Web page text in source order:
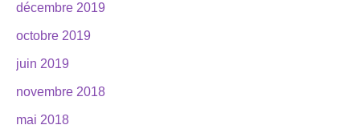
décembre 2019
octobre 2019
juin 2019
novembre 2018
mai 2018